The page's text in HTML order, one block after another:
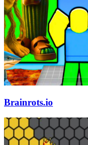
Brainrots.io